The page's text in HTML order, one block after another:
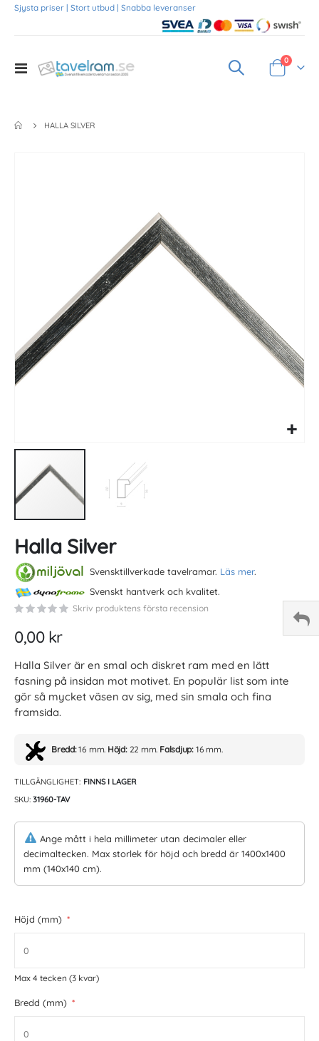
Sjysta priser | Stort utbud | Snabba leveranser
Toggle
Varukorg
0
HALLA SILVER
to
the
beginning
of
the
images
gallery
Halla Silver
Svensktillverkade tavelramar. Läs mer.
Svenskt hantverk och kvalitet.
Skriv produktens första recension
0,00 kr
Halla Silver är en smal och diskret ram med en lätt
fasning på insidan mot motivet. En populär list som inte
gör så mycket väsen av sig, med sin smala och fina
framsida.
Bredd:16 mm. Höjd:22 mm. Falsdjup: 16 mm.
TILLGÄNGLIGHET: FINNS I LAGER
SKU 31960-TAV
Ange mått i hela millimeter utan decimaler eller
decimaltecken. Max storlek för höjd och bredd är 1400x1400
mm (140x140 cm).
Höjd (mm)
Max 4 tecken (3 kvar)
Bredd (mm)